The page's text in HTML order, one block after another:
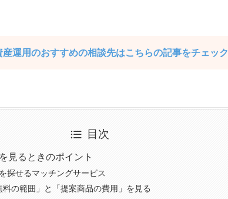
産運用のおすすめの相談先はこちらの記事をチェック
目次
見るときのポイント
探せるマッチングサービス
の範囲」と「提案商品の費用」を見る